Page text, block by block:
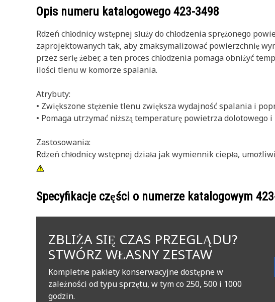
Opis numeru katalogowego 423-3498
Rdzeń chłodnicy wstępnej służy do chłodzenia sprężonego
zaprojektowanych tak, aby zmaksymalizować powierzchnię
przez serię żeber, a ten proces chłodzenia pomaga obniżyć
ilości tlenu w komorze spalania.
Atrybuty:
• Zwiększone stężenie tlenu zwiększa wydajność spalania i
• Pomaga utrzymać niższą temperaturę powietrza dolotowego
Zastosowania:
Rdzeń chłodnicy wstępnej działa jak wymiennik ciepła,
Specyfikacje części o numerze katalogowym
ZBLIŻA SIĘ CZAS PRZEGLĄDU?
STWÓRZ WŁASNY ZESTAW
Kompletne pakiety konserwacyjne dostępne w
zależności od typu sprzętu, w tym co 250, 500 i 1000
godzin.